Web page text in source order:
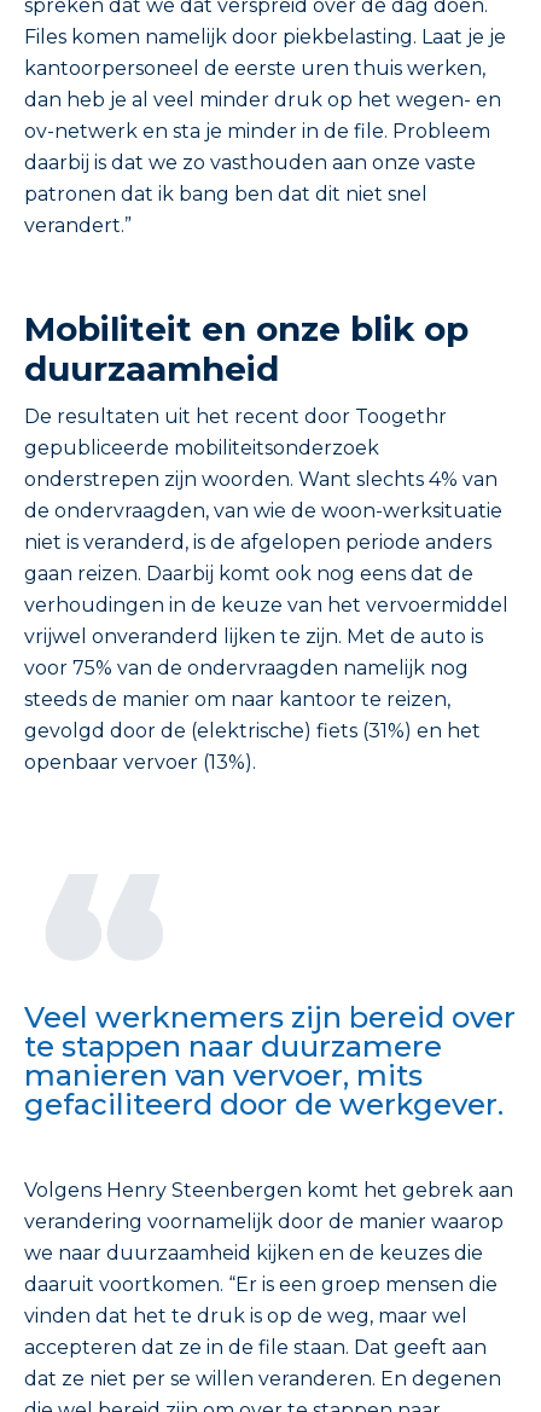
spreken dat we dat verspreid over de dag doen.
Files komen namelijk door piekbelasting. Laat je je
kantoorpersoneel de eerste uren thuis werken,
dan heb je al veel minder druk op het wegen- en
ov-netwerk en sta je minder in de file. Probleem
daarbij is dat we zo vasthouden aan onze vaste
patronen dat ik bang ben dat dit niet snel
verandert.”
Mobiliteit en onze blik op
duurzaamheid
De resultaten uit het recent door Toogethr
gepubliceerde mobiliteitsonderzoek
onderstrepen zijn woorden. Want slechts 4% van
de ondervraagden, van wie de woon-werksituatie
niet is veranderd, is de afgelopen periode anders
gaan reizen. Daarbij komt ook nog eens dat de
verhoudingen in de keuze van het vervoermiddel
vrijwel onveranderd lijken te zijn. Met de auto is
voor 75% van de ondervraagden namelijk nog
steeds de manier om naar kantoor te reizen,
gevolgd door de (elektrische) fiets (31%) en het
openbaar vervoer (13%).
Veel werknemers zijn bereid over
te stappen naar duurzamere
manieren van vervoer, mits
gefaciliteerd door de werkgever.
Volgens Henry Steenbergen komt het gebrek aan
verandering voornamelijk door de manier waarop
we naar duurzaamheid kijken en de keuzes die
daaruit voortkomen. “Er is een groep mensen die
vinden dat het te druk is op de weg, maar wel
accepteren dat ze in de file staan. Dat geeft aan
dat ze niet per se willen veranderen. En degenen